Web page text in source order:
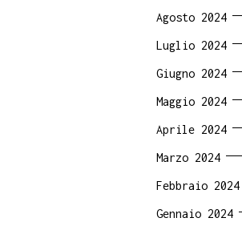
Agosto 2024
Luglio 2024
Giugno 2024
Maggio 2024
Aprile 2024
Marzo 2024
Febbraio 2024
Gennaio 2024